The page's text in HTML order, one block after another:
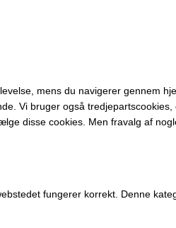
mens du navigerer gennem
Vi bruger også
disse cookies. Men fravalg af
fungerer korrekt. Denne